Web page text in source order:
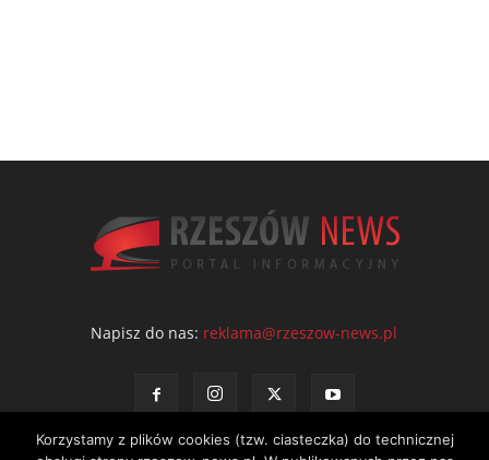
Napisz do nas: reklama@rzeszow-news.pl
Korzystamy z plików cookies (tzw. ciasteczka) do technicznej